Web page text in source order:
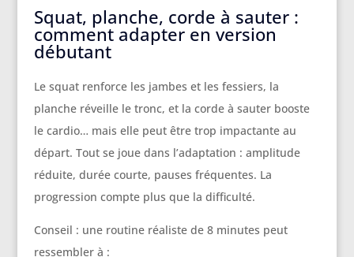
Squat, planche, corde à sauter :
comment adapter en version
débutant
Le squat renforce les jambes et les fessiers, la
planche réveille le tronc, et la corde à sauter booste
le cardio… mais elle peut être trop impactante au
départ. Tout se joue dans l’adaptation : amplitude
réduite, durée courte, pauses fréquentes. La
progression compte plus que la difficulté.
Conseil : une routine réaliste de 8 minutes peut
ressembler à :